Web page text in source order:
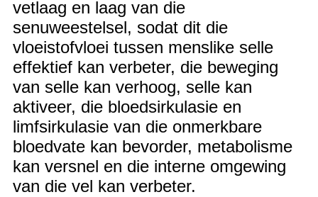
vetlaag en laag van die
senuweestelsel, sodat dit die
vloeistofvloei tussen menslike selle
effektief kan verbeter, die beweging
van selle kan verhoog, selle kan
aktiveer, die bloedsirkulasie en
limfsirkulasie van die onmerkbare
bloedvate kan bevorder, metabolisme
kan versnel en die interne omgewing
van die vel kan verbeter.